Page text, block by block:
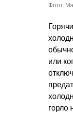
Фото:
или
горло